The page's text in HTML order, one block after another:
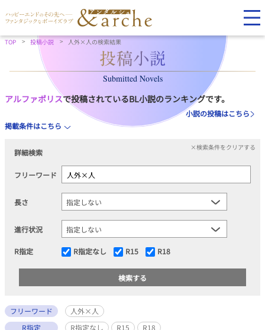
TOP 投稿小説 人外×人の検索結果
Submitted Novels
アルファポリスで投稿されているBL小説のランキングです。
小説の投稿はこちら
掲載条件はこちら
詳細検索
×検索条件をクリアする
フリーワード
長さ
進行状況
R指定 R指定なし R15 R18
フリーワード
人外×人
R指定
R指定なし R15 R18